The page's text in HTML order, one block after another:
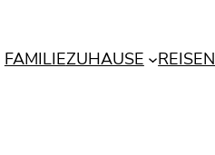
FAMILIEZUHAUSE REISEN